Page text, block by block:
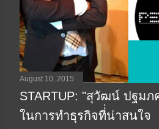
August 10, 2015
STARTUP: "สุวัฒน์ ปฐม
ในการทำธุรกิจที่่น่าสนใจ